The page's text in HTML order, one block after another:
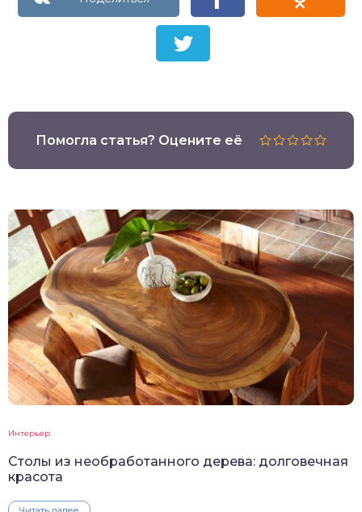
Помогла статья? Оцените её
Интерьер
Столы из необработанного дерева: долговечная
красота